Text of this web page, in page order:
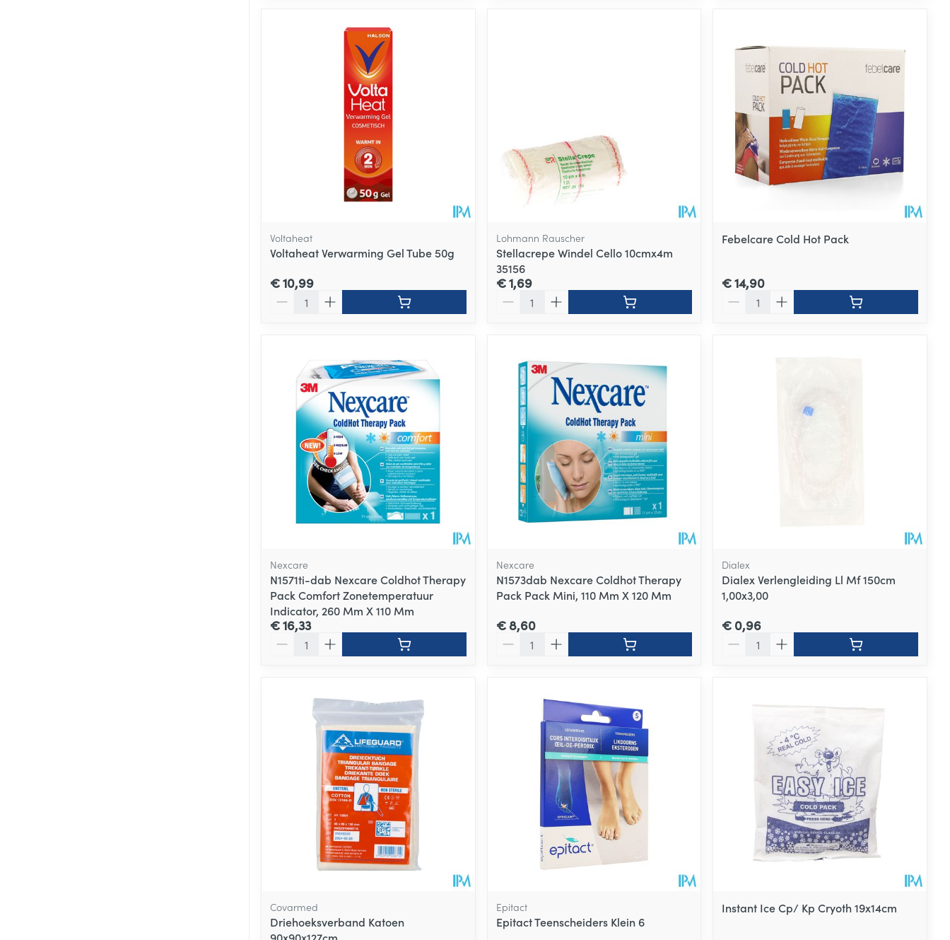
Voltaheat
Voltaheat Verwarming Gel Tube 50g
€ 10,99
Lohmann Rauscher
Stellacrepe Windel Cello 10cmx4m
35156
€ 1,69
Febelcare Cold Hot Pack
€ 14,90
Nexcare
N1571ti-dab Nexcare Coldhot Therapy
Pack Comfort Zonetemperatuur
Indicator, 260 Mm X 110 Mm
€ 16,33
Nexcare
N1573dab Nexcare Coldhot Therapy
Pack Pack Mini, 110 Mm X 120 Mm
€ 8,60
Dialex
Dialex Verlengleiding Ll Mf 150cm
1,00x3,00
€ 0,96
Covarmed
Driehoeksverband Katoen
Epitact
Epitact Teenscheiders Klein 6
Instant Ice Cp/ Kp Cryoth 19x14cm